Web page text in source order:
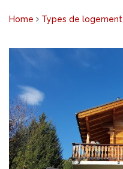
Home Types de logement